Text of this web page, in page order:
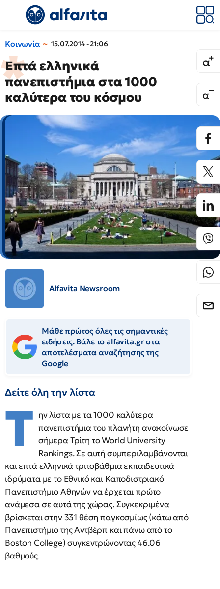
Κοινωνία 15.07.2014 - 21:06
Επτά ελληνικά
πανεπιστήμια στα 1000
καλύτερα του κόσμου
Alfavita Newsroom
Μάθε πρώτος όλες τις σημαντικές
ειδήσεις. Βάλε το alfavita.gr στα
αποτελέσματα αναζήτησης της
Google
Δείτε όλη την λίστα
Τ ην λίστα με τα 1000 καλύτερα
πανεπιστήμια του πλανήτη ανακοίνωσε
σήμερα Τρίτη το World University
Rankings. Σε αυτή συμπεριλαμβάνονται
και επτά ελληνικά τριτοβάθμια εκπαιδευτικά
ιδρύματα με το Εθνικό και Καποδιστριακό
Πανεπιστήμιο Αθηνών να έρχεται πρώτο
ανάμεσα σε αυτά της χώρας. Συγκεκριμένα
βρίσκεται στην 331 θέση παγκοσμίως (κάτω από
Πανεπιστήμιο της Αντβέρπ και πάνω από το
Boston College) συγκεντρώνοντας 46.06
βαθμούς.